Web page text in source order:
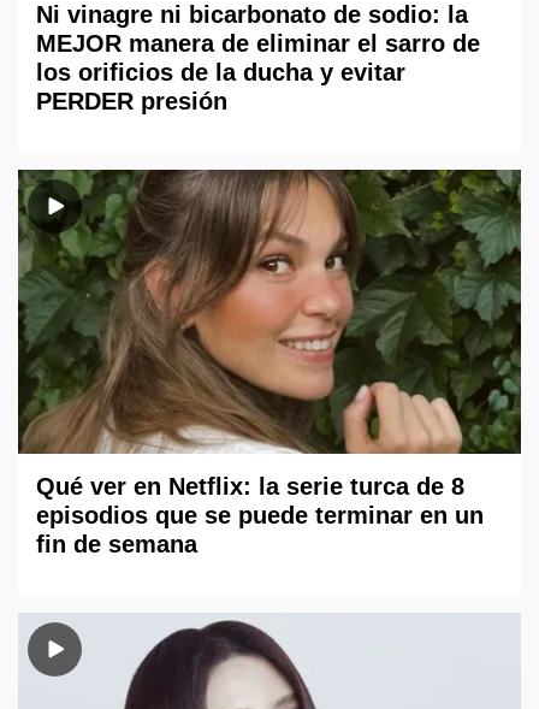
Ni vinagre ni bicarbonato de sodio: la
MEJOR manera de eliminar el sarro de
los orificios de la ducha y evitar
PERDER presión
Qué ver en Netflix: la serie turca de 8
episodios que se puede terminar en un
fin de semana